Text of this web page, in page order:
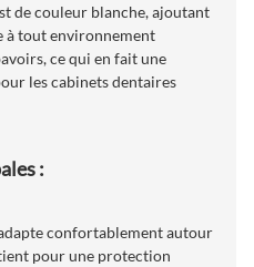
de couleur blanche, ajoutant
à tout environnement
ce qui en fait une
les cabinets dentaires
:
confortablement autour
pour une protection